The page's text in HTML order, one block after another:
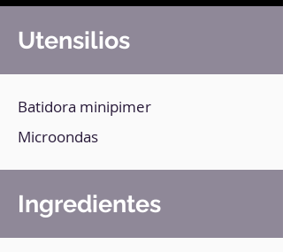
Utensilios
Batidora minipimer
Microondas
Ingredientes